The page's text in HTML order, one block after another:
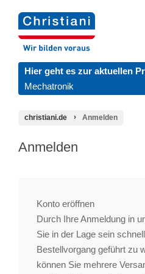
Hier geht es zur aktuellen
Mechatronik
christiani.de Anmelden
Anmelden
Konto eröffnen
Durch Ihre Anmeldung in
Sie in der Lage sein
Bestellvorgang geführt zu
können Sie mehrere